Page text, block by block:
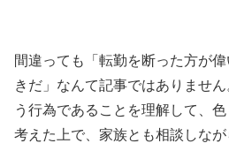
間違っても「転勤を断った方が
きだ」なんて記事ではありませ
う行為であることを理解して、
考えた上で、家族とも相談しな